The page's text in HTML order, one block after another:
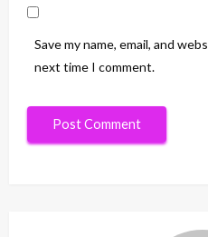
Save my name, email, and
next time I comment.